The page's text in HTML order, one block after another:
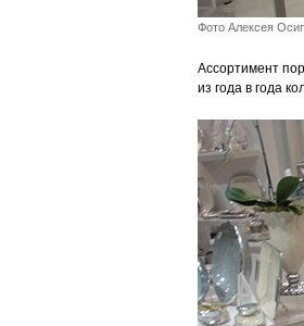
Фото Алексея
Ассортимент
из года в года